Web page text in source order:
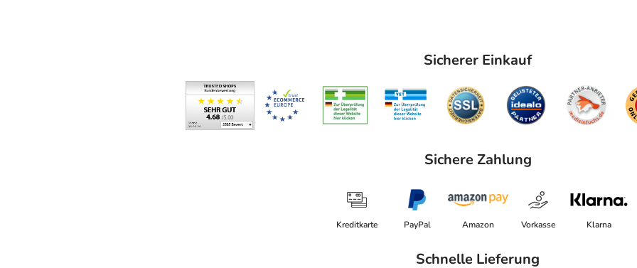
Sicherer Einkauf
Sichere Zahlung
Kreditkarte PayPal Amazon Vorkasse Klarna
Schnelle Lieferung